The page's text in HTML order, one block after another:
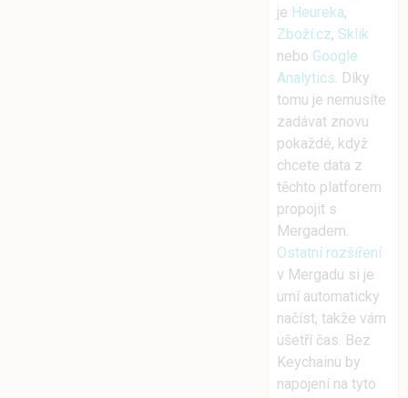
je Heureka,
Zboží.cz, Sklik
nebo Google
Analytics . Díky
tomu je nemusíte
zadávat znovu
pokaždé, když
chcete data z
těchto platforem
propojit s
Mergadem.
Ostatní rozšíření
v Mergadu si je
umí automaticky
načíst, takže vám
ušetří čas. Bez
Keychainu by
napojení na tyto